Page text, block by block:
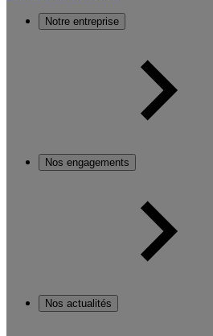
Notre entreprise
Nos engagements
Nos actualités